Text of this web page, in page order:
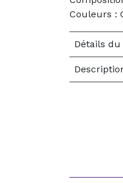
Couleurs :
Détails